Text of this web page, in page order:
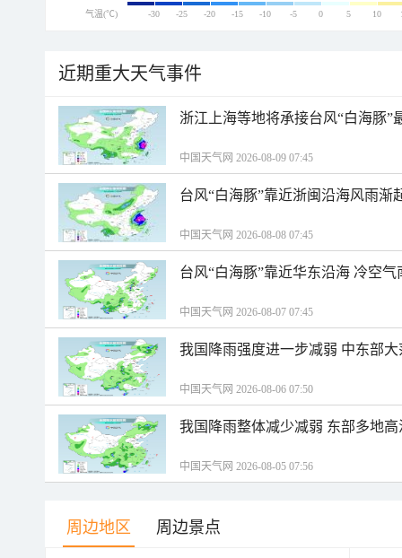
气温(℃) -30 -25 -20 -15 -10 -5 0 5 10
近期重大天气事件
浙江上海等地将承接台风“白海豚”
中国天气网 2026-08-09 07:45
台风“白海豚”靠近浙闽沿海风雨渐
中国天气网 2026-08-08 07:45
台风“白海豚”靠近华东沿海 冷空
中国天气网 2026-08-07 07:45
我国降雨强度进一步减弱 中东部
中国天气网 2026-08-06 07:50
我国降雨整体减少减弱 东部多地
中国天气网 2026-08-05 07:56
周边地区 周边景点